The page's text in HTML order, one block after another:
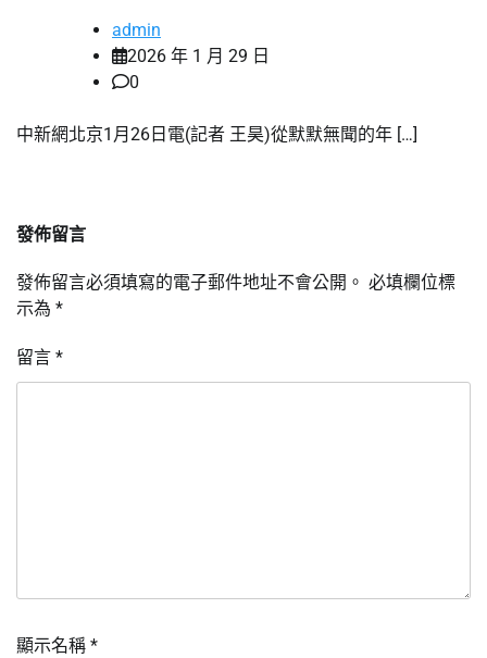
admin
2026 年 1 月 29 日
0
中新網北京1月26日電(記者 王昊)從默默無聞的年 […]
發佈留言
發佈留言必須填寫的電子郵件地址不會公開。 必填欄位標
示為 *
留言 *
顯示名稱 *